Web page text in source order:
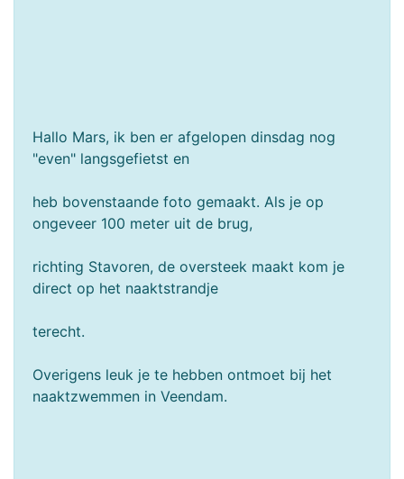
Hallo Mars, ik ben er afgelopen dinsdag nog
"even" langsgefietst en
heb bovenstaande foto gemaakt. Als je op
ongeveer 100 meter uit de brug,
richting Stavoren, de oversteek maakt kom je
direct op het naaktstrandje
terecht.
Overigens leuk je te hebben ontmoet bij het
naaktzwemmen in Veendam.